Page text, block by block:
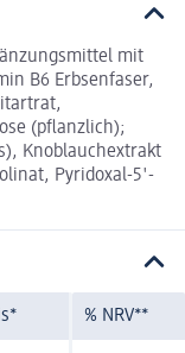
mit
B6 Erbsenfaser,
(pflanzlich);
Knoblauchextrakt
Pyridoxal-5'-
% NRV**